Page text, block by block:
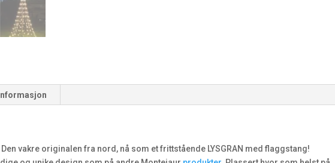
Den vakre originalen fra nord, nå som et frittstående LYSGRAN med flaggstang!